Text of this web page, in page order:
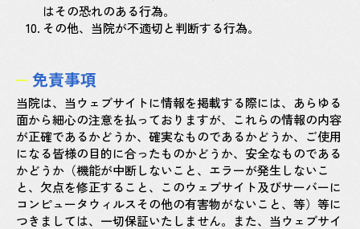
はその恐れのある行為。
10. その他、当院が不適切と判断する行為。
免責事項
当院は、当ウェブサイトに情報を掲載する際には、あらゆる
面から細心の注意を払っておりますが、これらの情報の内容
が正確であるかどうか、確実なものであるかどうか、ご使用
になる皆様の目的に合ったものかどうか、安全なものである
かどうか（機能が中断しないこと、エラーが発生しないこ
と、欠点を修正すること、このウェブサイト及びサーバーに
コンピュータウィルスその他の有害物がないこと、等）等に
つきましては、一切保証いたしません。また、当ウェブサイ